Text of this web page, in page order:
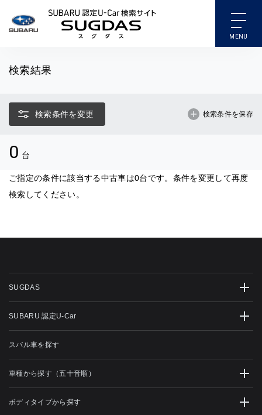
SUBARU 認定U-Car検索
検索結果
検索条件を変更 検索条件を保存
0 台
ご指定の条件に該当する中古車は0台です。条件を変更して再度
検索してください。
SUGDAS
SUBARU 認定U-Car
スバル車を探す
車種から探す（五十音順）
ボディタイプから探す